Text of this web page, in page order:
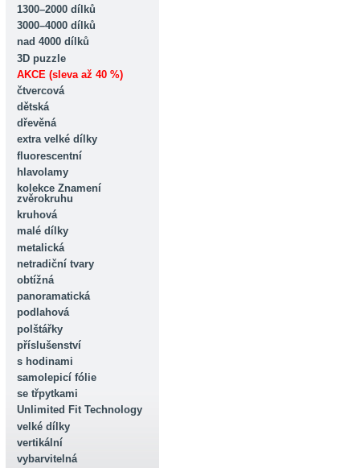
1300–2000 dílků
3000–4000 dílků
nad 4000 dílků
3D puzzle
AKCE (sleva až 40 %)
čtvercová
dětská
dřevěná
extra velké dílky
fluorescentní
hlavolamy
kolekce Znamení
zvěrokruhu
kruhová
malé dílky
metalická
netradiční tvary
obtížná
panoramatická
podlahová
polštářky
příslušenství
s hodinami
samolepicí fólie
se třpytkami
Unlimited Fit Technology
velké dílky
vertikální
vybarvitelná